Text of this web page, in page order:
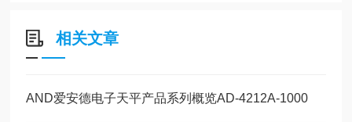
相关文章
AND爱安德电子天平产品系列概览AD-4212A-1000